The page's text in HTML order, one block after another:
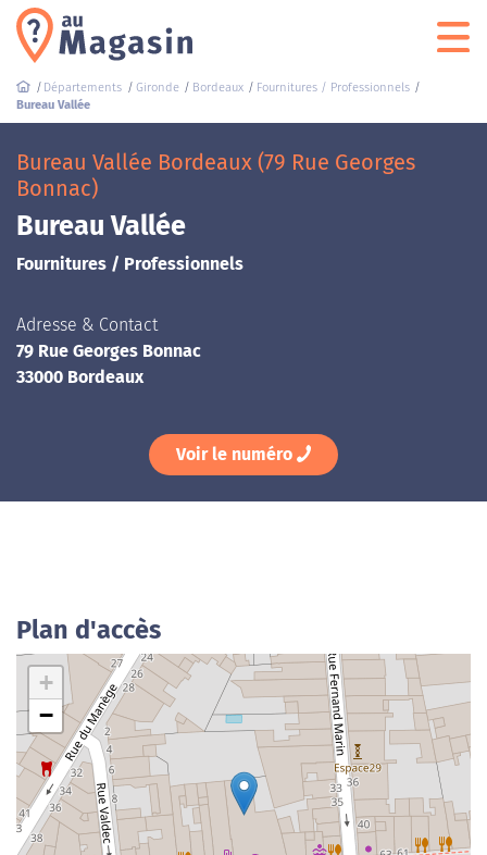
Départements Gironde Bordeaux
Fournitures / Professionnels
Bureau Vallée
Bureau Vallée Bordeaux (79 Rue Georges
Bonnac)
Bureau Vallée
Fournitures / Professionnels
Adresse & Contact
79 Rue Georges Bonnac
33000 Bordeaux
Voir le numéro
Plan d'accès
+
−